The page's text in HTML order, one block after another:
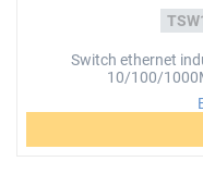
Switch ethernet
10/100/